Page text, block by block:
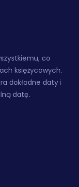
co
księżycowych.
dokładne daty i
datę.